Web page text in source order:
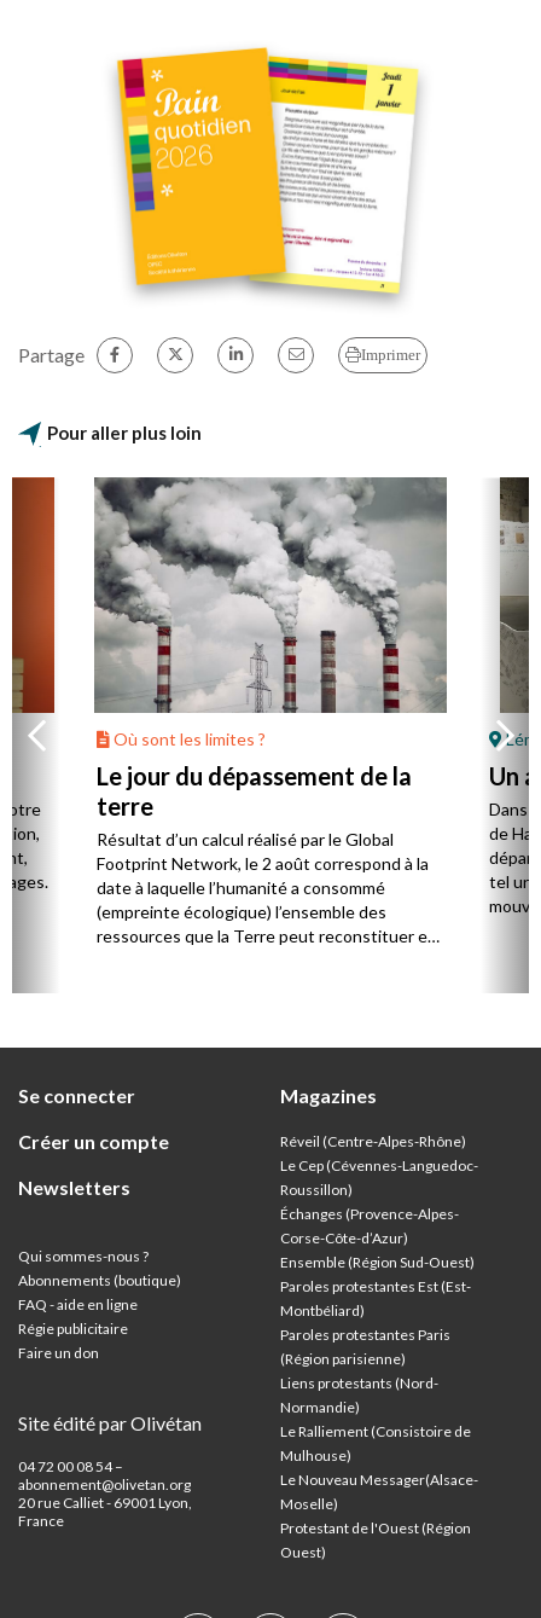
Partage Imprimer
Pour aller plus loin
Où sont les limites ?
Le jour du dépassement de la
terre
Résultat d’un calcul réalisé par le Global
Footprint Network, le 2 août correspond à la
date à laquelle l’humanité a consommé
(empreinte écologique) l’ensemble des
ressources que la Terre peut reconstituer en
Un
Dans
de
tel un
Se connecter
Créer un compte
Newsletters
Qui sommes-nous ?
Abonnements (boutique)
FAQ - aide en ligne
Régie publicitaire
Faire un don
Site édité par Olivétan
04 72 00 08 54 –
abonnement@olivetan.org
20 rue Calliet - 69001 Lyon,
France
Magazines
Réveil (Centre-Alpes-Rhône)
Le Cep (Cévennes-Languedoc-
Roussillon)
Échanges (Provence-Alpes-
Corse-Côte-d’Azur)
Ensemble (Région Sud-Ouest)
Paroles protestantes Est (Est-
Montbéliard)
Paroles protestantes Paris
(Région parisienne)
Liens protestants (Nord-
Normandie)
Le Ralliement (Consistoire de
Mulhouse)
Le Nouveau Messager(Alsace-
Moselle)
Protestant de l'Ouest (Région
Ouest)